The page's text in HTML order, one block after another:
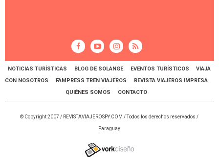
NOTICIAS TURÍSTICAS BLOG DE SOLANGE EVENTOS TURÍSTICOS
VIAJA
CON NOSOTROS
FAMPRESS TREN VIAJEROS
REVISTA VIAJEROS IMPRESA
QUIÉNES SOMOS
CONTACTO
© Copyright 2007 / REVISTAVIAJEROSPY.COM / Todos los derechos reservados /
Paraguay